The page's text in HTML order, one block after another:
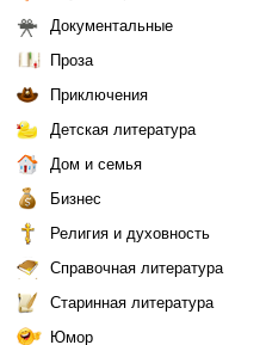
Документальные
Проза
Приключения
Детская литература
Дом и семья
Бизнес
Религия и духовность
Справочная литература
Старинная литература
Юмор